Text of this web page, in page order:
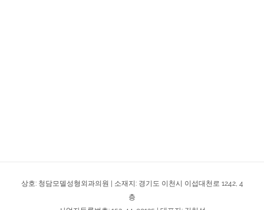
상호: 청담모델성형외과의원 | 소재지: 경기도 이천시 이섭대천로 1242, 4
층